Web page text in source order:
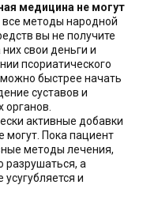
медицина не могут
все методы народной
вы не получите
свои деньги и
псориатического
быстрее начать
суставов и
активные добавки
могут. Пока пациент
методы лечения,
разрушаться, а
и